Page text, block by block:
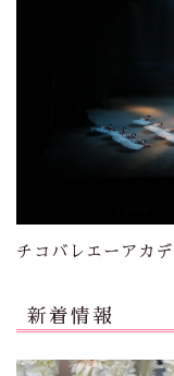
チコバレエーアカ
新着情報